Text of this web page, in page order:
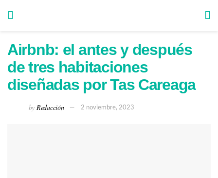
Airbnb: el antes y después
de tres habitaciones
diseñadas por Tas Careaga
by Redacción 2 noviembre, 2023